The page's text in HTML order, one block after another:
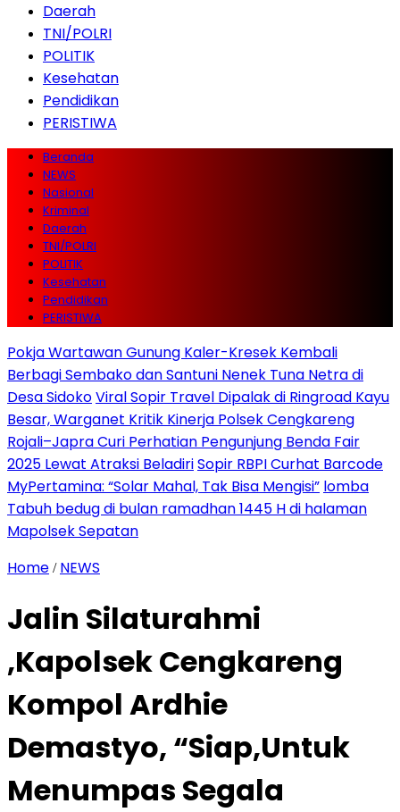
Daerah
TNI/POLRI
POLITIK
Kesehatan
Pendidikan
PERISTIWA
Beranda
NEWS
Nasional
Kriminal
Daerah
TNI/POLRI
POLITIK
Kesehatan
Pendidikan
PERISTIWA
Pokja Wartawan Gunung Kaler-Kresek Kembali
Berbagi Sembako dan Santuni Nenek Tuna Netra di
Desa SidokoViral Sopir Travel Dipalak di Ringroad Kayu
Besar, Warganet Kritik Kinerja Polsek Cengkareng
Rojali–Japra Curi Perhatian Pengunjung Benda Fair
2025 Lewat Atraksi BeladiriSopir RBPI Curhat Barcode
MyPertamina: “Solar Mahal, Tak Bisa Mengisi” lomba
Tabuh bedug di bulan ramadhan 1445 H di halaman
Mapolsek Sepatan
Home / NEWS
Jalin Silaturahmi
,Kapolsek Cengkareng
Kompol Ardhie
Demastyo, “Siap,Untuk
Menumpas Segala